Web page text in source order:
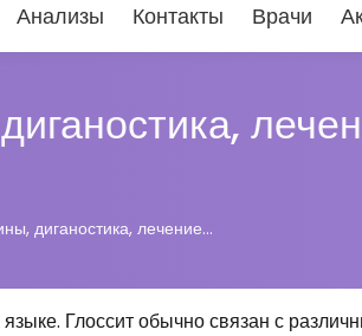
Анализы Контакты Врачи
диганостика, лечение…
Глоссит обычно связан с